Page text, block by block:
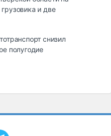
и две
снизил
полугодие